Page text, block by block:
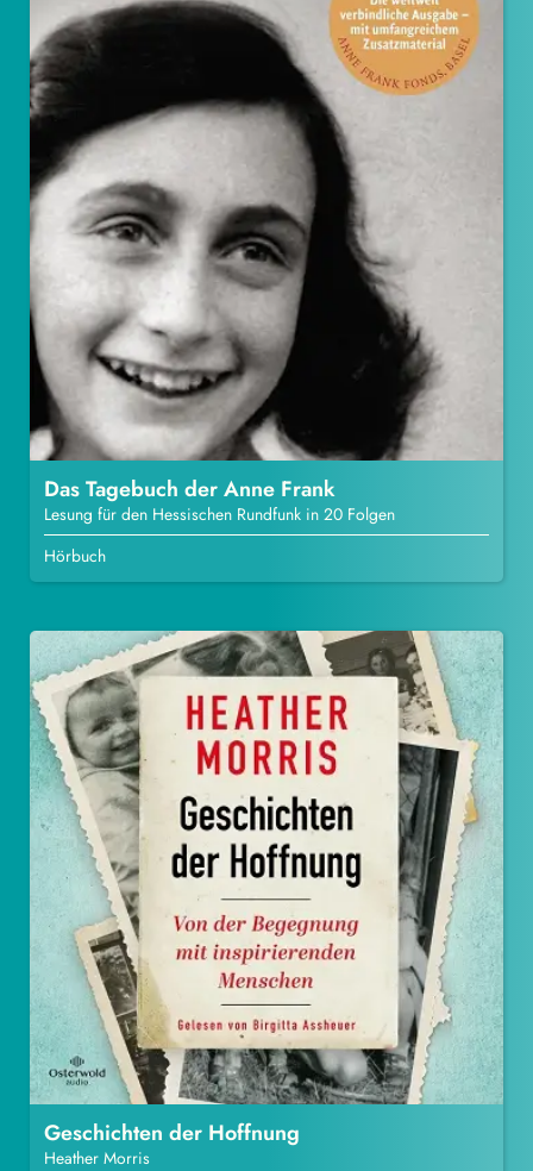
Das Tagebuch der Anne Frank
Lesung für den Hessischen Rundfunk in 20 Folgen
Hörbuch
Geschichten der Hoffnung
Heather Morris